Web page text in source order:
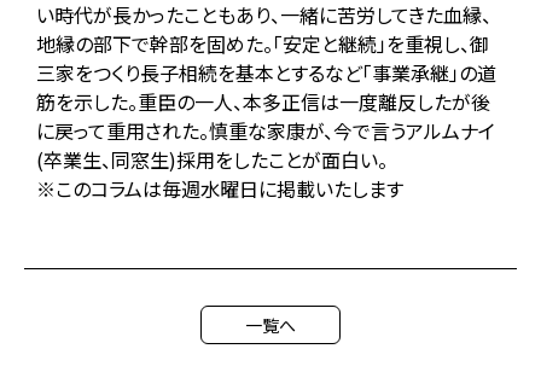
い時代が長かったこともあり、一緒に苦労してきた血縁、
地縁の部下で幹部を固めた。「安定と継続」を重視し、御
三家をつくり長子相続を基本とするなど「事業承継」の道
筋を示した。重臣の一人、本多正信は一度離反したが後
に戻って重用された。慎重な家康が、今で言うアルムナイ
(卒業生、同窓生)採用をしたことが面白い。
※このコラムは毎週水曜日に掲載いたします
一覧へ